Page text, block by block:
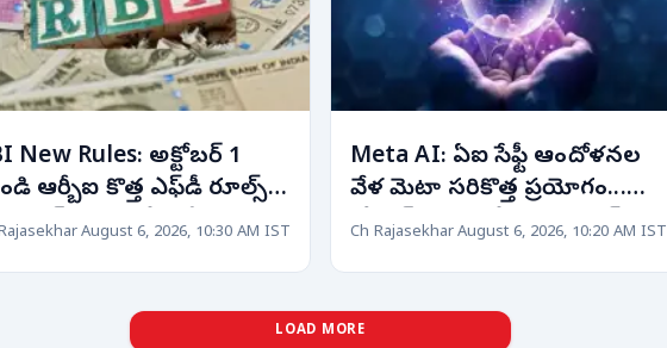
New Rules: అక్టోబర్ 1
ఆర్బీఐ కొత్త ఎఫ్‌డీ రూల్స్...
రంగంలో భారీ
August 6, 2026, 10:30 AM IST
Meta AI: ఏఐ సేఫ్టీ ఆందోళనల
వేళ మెటా సరికొత్త ప్రయోగం...
కోడింగ్ రంగంలోకి కొత్త టూల్!
Ch RajasekharAugust 6, 2026, 10:20 AM IST
LOAD MORE